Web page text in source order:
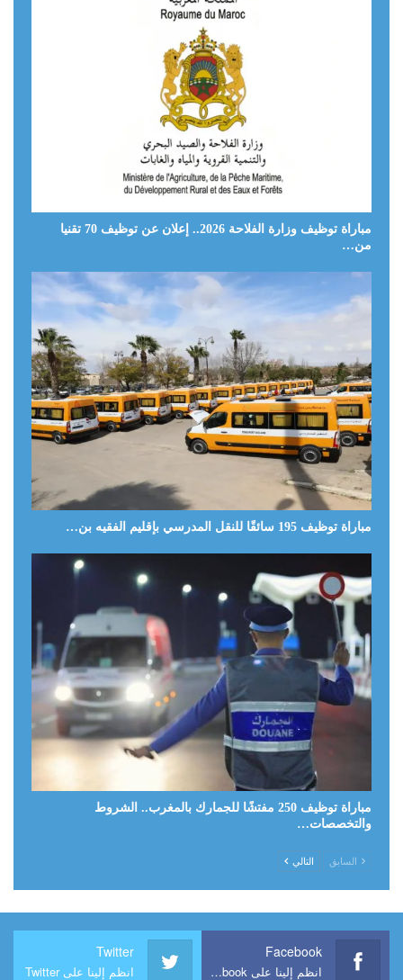
مباراة توظيف وزارة الفلاحة 2026.. إعلان عن توظيف 70 تقنيا
من…
مباراة توظيف 195 سائقًا للنقل المدرسي بإقليم الفقيه بن…
مباراة توظيف 250 مفتشًا للجمارك بالمغرب.. الشروط
والتخصصات…
السابق التالي
Facebook
انظم إلينا على Facebook
Twitter
انظم إلينا على Twitter